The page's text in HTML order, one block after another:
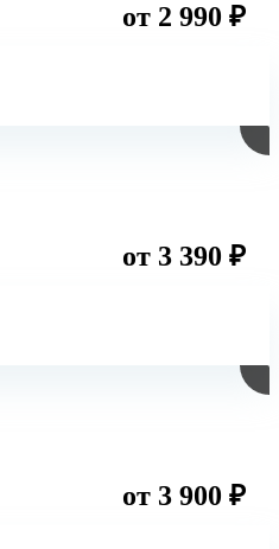
от 2 990 ₽
от 3 390 ₽
от 3 900 ₽